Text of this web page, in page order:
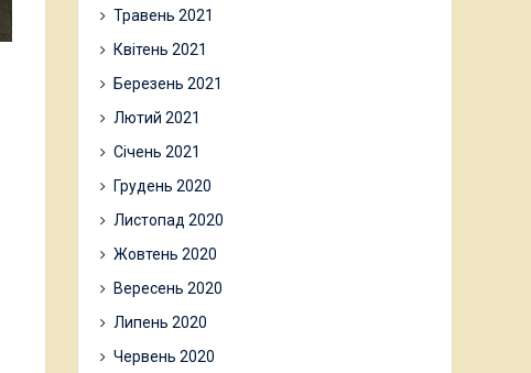
Травень 2021
Квітень 2021
Березень 2021
Лютий 2021
Січень 2021
Грудень 2020
Листопад 2020
Жовтень 2020
Вересень 2020
Липень 2020
Червень 2020